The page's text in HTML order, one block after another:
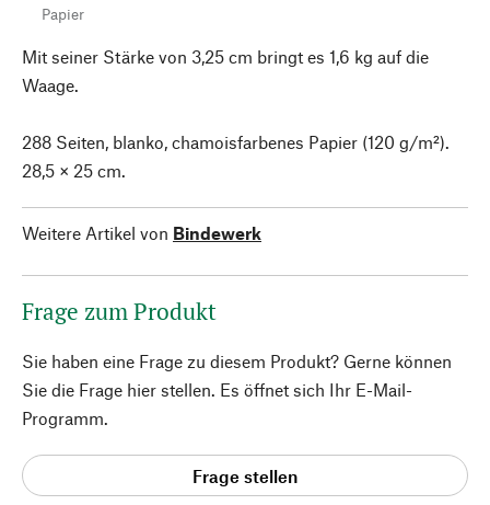
Papier
Mit seiner Stärke von 3,25 cm bringt es 1,6 kg auf die
Waage.
288 Seiten, blanko, chamoisfarbenes Papier (120 g/m²).
28,5 × 25 cm.
Weitere Artikel von Bindewerk
Frage zum Produkt
Sie haben eine Frage zu diesem Produkt? Gerne können
Sie die Frage hier stellen. Es öffnet sich Ihr E-Mail-
Programm.
Frage stellen